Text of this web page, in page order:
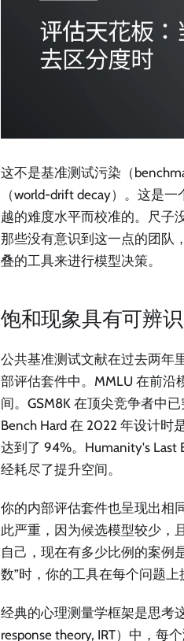
这不是基准测试污染（
（world-drift decay）。这是
越的难度水平而校准的。尺子
那些没有意识到这一点的团队
叠的工具来进行模型决策。
饱和现象具有可辨
公共基准测试文献在过去两年
部评估套件中。MMLU 在前沿
间。GSM8K 在顶尖竞争者中
Bench Hard 在 2022 年设计时
达到了 94%。Humanity's Last
经耗尽了提升空间。
你的内部评估套件也呈现出相
此严重，因为候选模型较少，
自己，现在有多少比例的案例
数”时，你的工具在每个问题上
经典的心理测量学框架是思考
response theory, IRT）中，每